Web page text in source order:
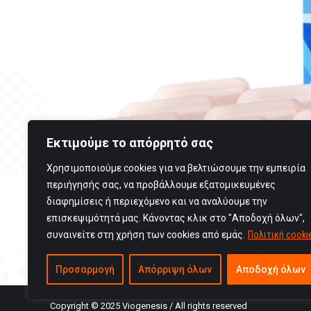
Εκτιμούμε το απόρρητό σας
Χρησιμοποιούμε cookies για να βελτιώσουμε την εμπειρία
περιήγησής σας, να προβάλλουμε εξατομικευμένες
διαφημίσεις ή περιεχόμενο και να αναλύουμε την
επισκεψιμότητά μας. Κάνοντας κλικ στο "Αποδοχή όλων",
συναινείτε στη χρήση των cookies από εμάς.
Πολιτική
Προσαρμογή Απόρριψη όλων Αποδοχή όλων
Copyright © 2025 Viogenesis / All rights reserved